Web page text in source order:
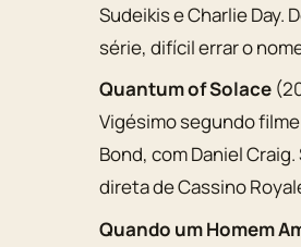
Sudeikis e Charlie Day.
série, difícil errar o
Quantum of Solace
Vigésimo segundo
Bond, com Daniel
direta de Cassino
Quando um Homem